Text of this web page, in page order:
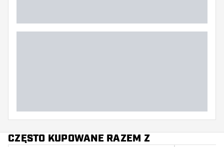
CZĘSTO KUPOWANE RAZEM Z